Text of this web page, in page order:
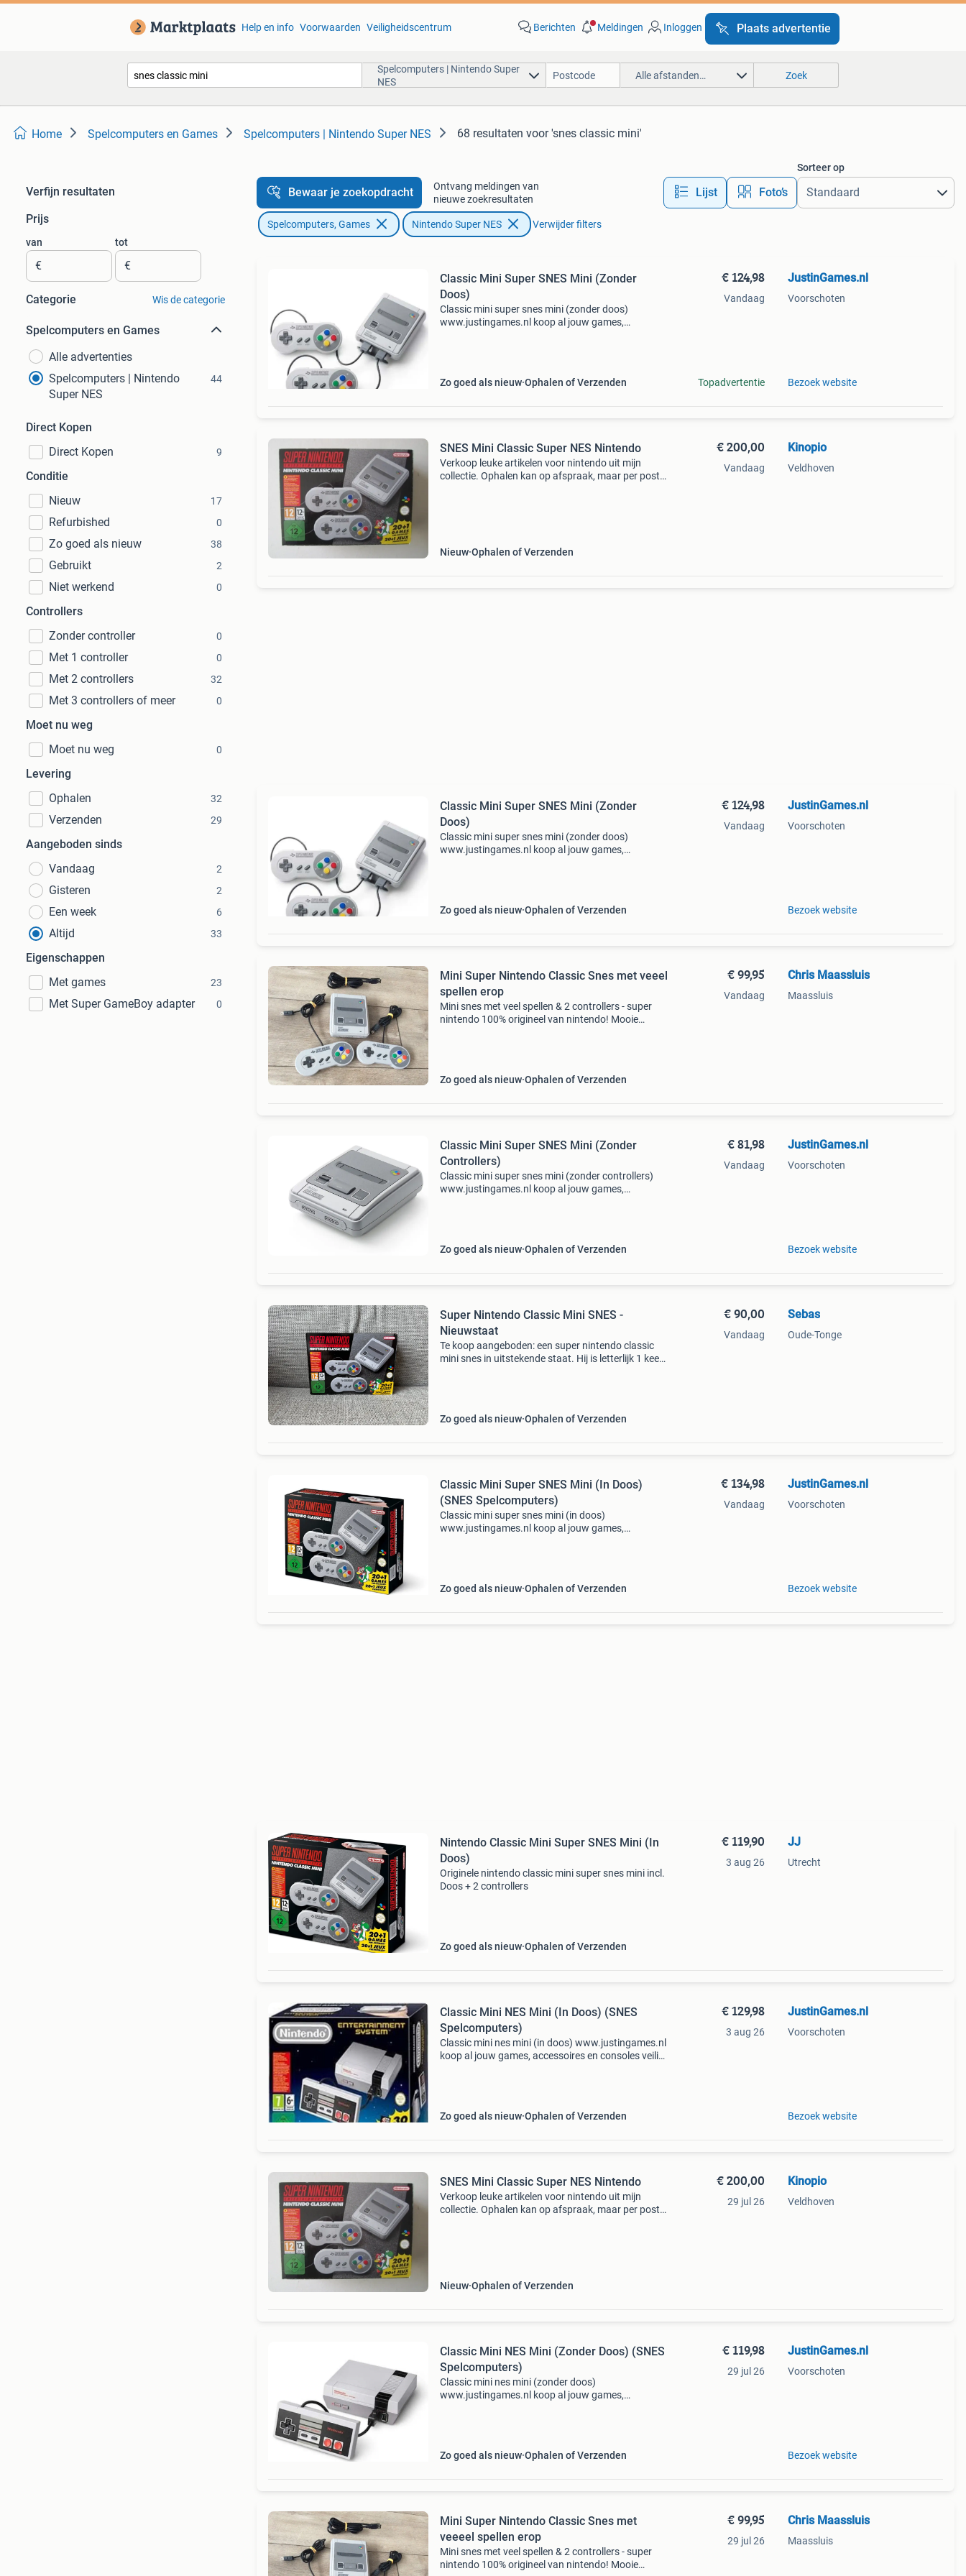
Help en info Voorwaarden Veiligheidscentrum Berichten Meldingen Inloggen Plaats advertentie
Spelcomputers | Nintendo Super
NES
Alle afstanden… Zoek
Home Spelcomputers en Games Spelcomputers | Nintendo Super NES 68 resultaten voor 'snes classic mini'
Verfijn resultaten
Prijs
van
€
tot
€
Categorie Wis de categorie
Spelcomputers en Games
Alle advertenties
Spelcomputers | Nintendo
Super NES
44
Direct Kopen
Direct Kopen
9
Conditie
Nieuw
17
Refurbished 0
Zo goed als nieuw 38
Gebruikt 2
Niet werkend 0
Controllers
Zonder controller
0
Met 1 controller 0
Met 2 controllers 32
Met 3 controllers of meer 0
Moet nu weg
Moet nu weg
0
Levering
Ophalen
32
Verzenden 29
Aangeboden sinds
Vandaag
2
Gisteren 2
Een week 6
Altijd 33
Eigenschappen
Met games
23
Met Super GameBoy adapter 0
Bewaar je zoekopdracht
Ontvang meldingen van
nieuwe zoekresultaten
Lijst Foto’s
Sorteer op
Spelcomputers, Games Nintendo Super NES Verwijder filters
Classic Mini Super SNES Mini (Zonder
Doos)
Classic mini super snes mini (zonder doos)
www.justingames.nl koop al jouw games,
Zo goed als nieuw Ophalen of Verzenden
€ 124,98
Vandaag
Topadvertentie
JustinGames.nl
Voorschoten
Bezoek website
SNES Mini Classic Super NES Nintendo
Verkoop leuke artikelen voor nintendo uit mijn
collectie. Ophalen kan op afspraak, maar per post
Nieuw Ophalen of Verzenden
€ 200,00
Vandaag
Kinopio
Veldhoven
Classic Mini Super SNES Mini (Zonder
Doos)
Classic mini super snes mini (zonder doos)
www.justingames.nl koop al jouw games,
Zo goed als nieuw Ophalen of Verzenden
€ 124,98
Vandaag
JustinGames.nl
Voorschoten
Bezoek website
Mini Super Nintendo Classic Snes met veeel
spellen erop
Mini snes met veel spellen & 2 controllers - super
nintendo 100% origineel van nintendo! Mooie
Zo goed als nieuw Ophalen of Verzenden
€ 99,95
Vandaag
Chris Maassluis
Maassluis
Classic Mini Super SNES Mini (Zonder
Controllers)
Classic mini super snes mini (zonder controllers)
www.justingames.nl koop al jouw games,
Zo goed als nieuw Ophalen of Verzenden
€ 81,98
Vandaag
JustinGames.nl
Voorschoten
Bezoek website
Super Nintendo Classic Mini SNES -
Nieuwstaat
Te koop aangeboden: een super nintendo classic
mini snes in uitstekende staat. Hij is letterlijk 1 keer
Zo goed als nieuw Ophalen of Verzenden
€ 90,00
Vandaag
Sebas
Oude-Tonge
Classic Mini Super SNES Mini (In Doos)
(SNES Spelcomputers)
Classic mini super snes mini (in doos)
www.justingames.nl koop al jouw games,
Zo goed als nieuw Ophalen of Verzenden
€ 134,98
Vandaag
JustinGames.nl
Voorschoten
Bezoek website
Nintendo Classic Mini Super SNES Mini (In
Doos)
Originele nintendo classic mini super snes mini incl.
Doos + 2 controllers
Zo goed als nieuw Ophalen of Verzenden
€ 119,90
3 aug 26
JJ
Utrecht
Classic Mini NES Mini (In Doos) (SNES
Spelcomputers)
Classic mini nes mini (in doos) www.justingames.nl
koop al jouw games, accessoires en consoles veilig
Zo goed als nieuw Ophalen of Verzenden
€ 129,98
3 aug 26
JustinGames.nl
Voorschoten
Bezoek website
SNES Mini Classic Super NES Nintendo
Verkoop leuke artikelen voor nintendo uit mijn
collectie. Ophalen kan op afspraak, maar per post
Nieuw Ophalen of Verzenden
€ 200,00
29 jul 26
Kinopio
Veldhoven
Classic Mini NES Mini (Zonder Doos) (SNES
Spelcomputers)
Classic mini nes mini (zonder doos)
www.justingames.nl koop al jouw games,
Zo goed als nieuw Ophalen of Verzenden
€ 119,98
29 jul 26
JustinGames.nl
Voorschoten
Bezoek website
Mini Super Nintendo Classic Snes met
veeeel spellen erop
Mini snes met veel spellen & 2 controllers - super
nintendo 100% origineel van nintendo! Mooie
€ 99,95
29 jul 26
Chris Maassluis
Maassluis